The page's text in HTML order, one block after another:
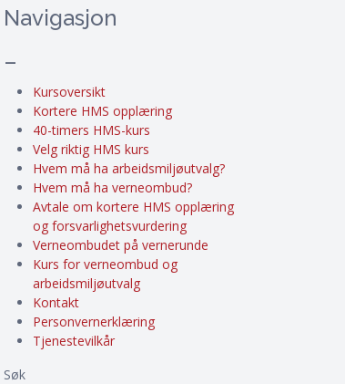
Navigasjon
–
Kursoversikt
Kortere HMS opplæring
40-timers HMS-kurs
Velg riktig HMS kurs
Hvem må ha arbeidsmiljøutvalg?
Hvem må ha verneombud?
Avtale om kortere HMS opplæring
og forsvarlighetsvurdering
Verneombudet på vernerunde
Kurs for verneombud og
arbeidsmiljøutvalg
Kontakt
Personvernerklæring
Tjenestevilkår
Søk